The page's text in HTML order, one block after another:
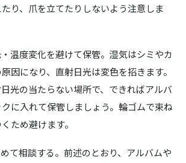
り、爪を立てたりしないよう注意しま
温度変化を避けて保管。 湿気はシミやカ
因になり、直射日光は変色を招きます。
光の当たらない場所で、できればアルバ
に入れて保管しましょう。輪ゴムで束ね
ため避けます。
て相談する。 前述のとおり、アルバムや